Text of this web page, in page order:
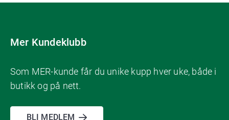
Mer Kundeklubb
Som MER-kunde får du unike kupp hver uke, både i
butikk og på nett.
BLI MEDLEM